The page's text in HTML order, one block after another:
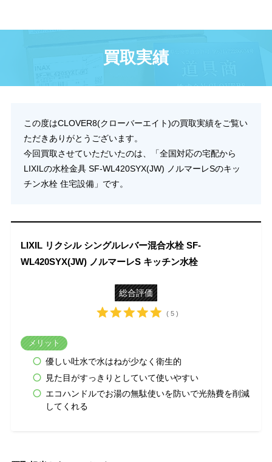
買取実績
この度はCLOVER8(クローバーエイト)の買取実績をご覧い
ただきありがとうございます。
今回買取させていただいたのは、「全国対応の宅配から
LIXILの水栓金具 SF-WL420SYX(JW) ノルマーレSのキッ
チン水栓 住宅設備」です。
LIXIL リクシル シングルレバー混合水栓 SF-
WL420SYX(JW) ノルマーレS キッチン水栓
総合評価
( 5 )
メリット
優しい吐水で水はねが少なく衛生的
見た目がすっきりとしていて使いやすい
エコハンドルでお湯の無駄使いを防いで光熱費を削減
してくれる